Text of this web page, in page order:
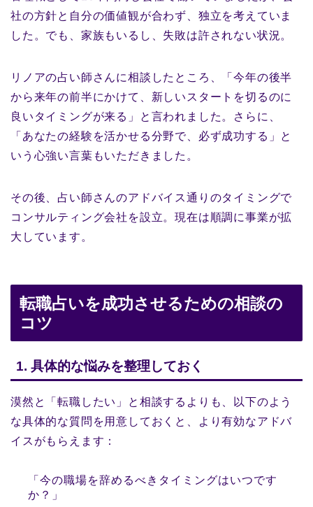
社の方針と自分の価値観が合わず、独立を考えていま
した。でも、家族もいるし、失敗は許されない状況。
リノアの占い師さんに相談したところ、「今年の後半
から来年の前半にかけて、新しいスタートを切るのに
良いタイミングが来る」と言われました。さらに、
「あなたの経験を活かせる分野で、必ず成功する」と
いう心強い言葉もいただきました。
その後、占い師さんのアドバイス通りのタイミングで
コンサルティング会社を設立。現在は順調に事業が拡
大しています。
転職占いを成功させるための相談の
コツ
1. 具体的な悩みを整理しておく
漠然と「転職したい」と相談するよりも、以下のよう
な具体的な質問を用意しておくと、より有効なアドバ
イスがもらえます：
「今の職場を辞めるべきタイミングはいつです
か？」